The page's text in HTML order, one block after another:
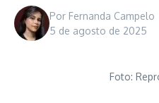
Por Fernanda Campelo
5 de agosto de 2025
Foto: